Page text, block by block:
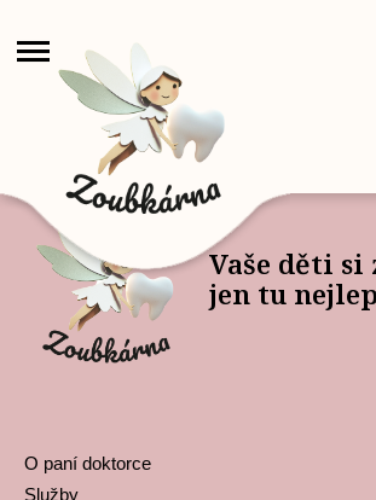
Vaše děti si
jen tu
O paní doktorce
Služby